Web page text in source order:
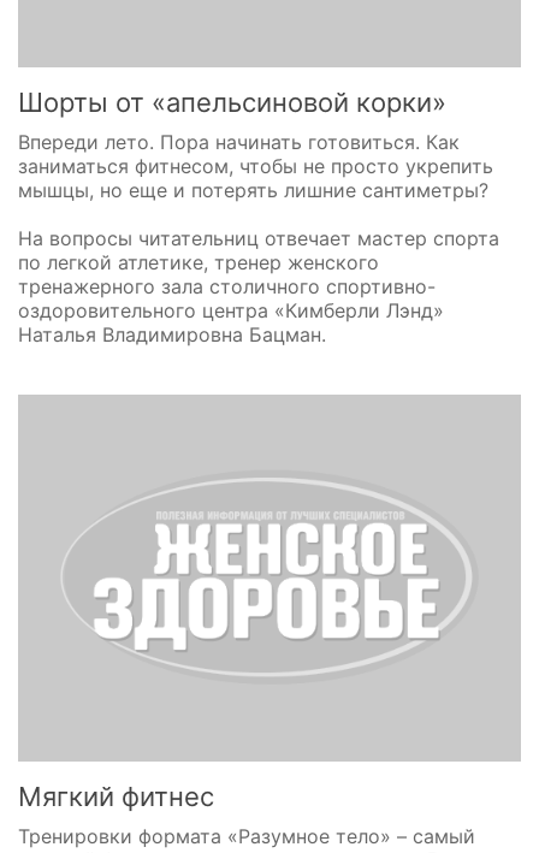
Шорты от «апельсиновой корки»
Впереди лето. Пора начинать готовиться. Как
заниматься фитнесом, чтобы не просто укрепить
мышцы, но еще и потерять лишние сантиметры?
На вопросы читательниц отвечает мастер спорта
по легкой атлетике, тренер женского
тренажерного зала столичного спортивно-
оздоровительного центра «Кимберли Лэнд»
Наталья Владимировна Бацман.
Мягкий фитнес
Тренировки формата «Разумное тело» – самый